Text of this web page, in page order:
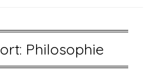
Philosophie